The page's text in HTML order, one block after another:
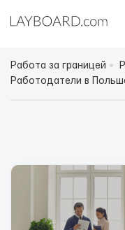
Работа за границей
Работодатели в